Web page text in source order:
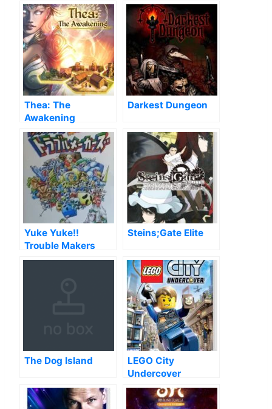
Thea: The
Awakening
Darkest Dungeon
Yuke Yuke!!
Trouble Makers
Steins;Gate Elite
The Dog Island
LEGO City
Undercover